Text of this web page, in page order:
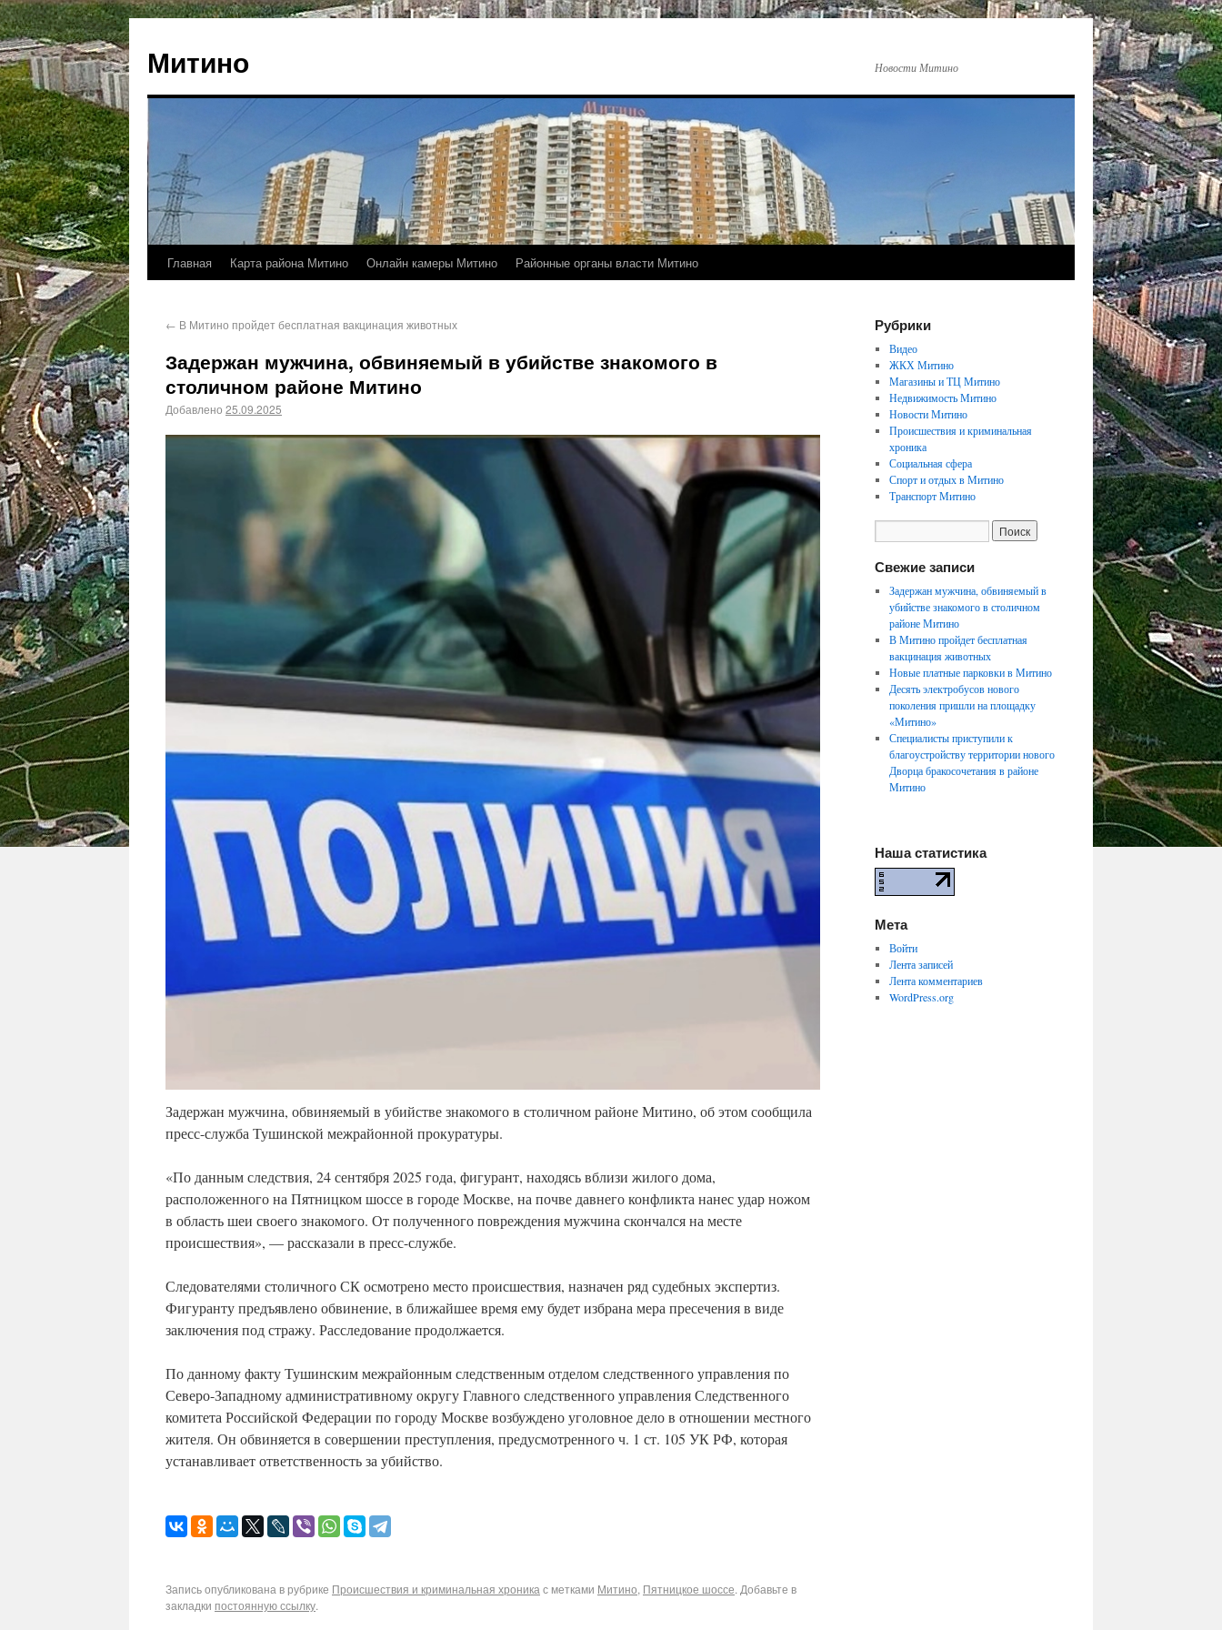
Митино Новости Митино
Главная Карта района Митино Онлайн камеры Митино Районные органы власти Митино
← В Митино пройдет бесплатная вакцинация животных
Задержан мужчина, обвиняемый в убийстве знакомого в
столичном районе Митино
Добавлено 25.09.2025
Задержан мужчина, обвиняемый в убийстве знакомого в столичном районе Митино, об этом сообщила
пресс-служба Тушинской межрайонной прокуратуры.
«По данным следствия, 24 сентября 2025 года, фигурант, находясь вблизи жилого дома,
расположенного на Пятницком шоссе в городе Москве, на почве давнего конфликта нанес удар ножом
в область шеи своего знакомого. От полученного повреждения мужчина скончался на месте
происшествия», — рассказали в пресс-службе.
Следователями столичного СК осмотрено место происшествия, назначен ряд судебных экспертиз.
Фигуранту предъявлено обвинение, в ближайшее время ему будет избрана мера пресечения в виде
заключения под стражу. Расследование продолжается.
По данному факту Тушинским межрайонным следственным отделом следственного управления по
Северо-Западному административному округу Главного следственного управления Следственного
комитета Российской Федерации по городу Москве возбуждено уголовное дело в отношении местного
жителя. Он обвиняется в совершении преступления, предусмотренного ч. 1 ст. 105 УК РФ, которая
устанавливает ответственность за убийство.
Запись опубликована в рубрике Происшествия и криминальная хроника с метками Митино, Пятницкое шоссе. Добавьте в
закладки постоянную ссылку.
Рубрики
Видео
ЖКХ Митино
Магазины и ТЦ Митино
Недвижимость Митино
Новости Митино
Происшествия и криминальная
хроника
Социальная сфера
Спорт и отдых в Митино
Транспорт Митино
Свежие записи
Задержан мужчина, обвиняемый в
убийстве знакомого в столичном
районе Митино
В Митино пройдет бесплатная
вакцинация животных
Новые платные парковки в Митино
Десять электробусов нового
поколения пришли на площадку
«Митино»
Специалисты приступили к
благоустройству территории нового
Дворца бракосочетания в районе
Митино
Наша статистика
Мета
Войти
Лента записей
Лента комментариев
WordPress.org